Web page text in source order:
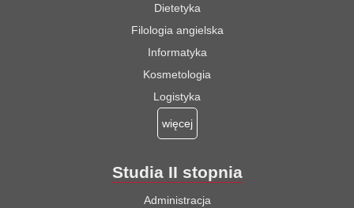
Dietetyka
Filologia angielska
Informatyka
Kosmetologia
Logistyka
więcej
Studia II stopnia
Administracja